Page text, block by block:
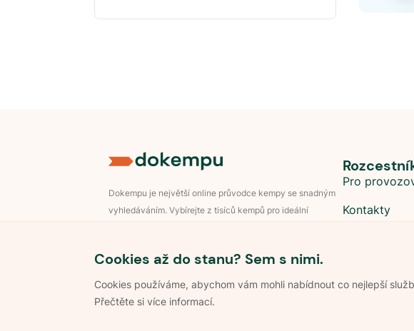
Cookies až do stanu? Sem s nimi.
Cookies používáme, abychom vám mohli nabídnout co nejlepší
Přečtěte si více informací.
Dokempu je největší online průvodce kempy se snadným
vyhledáváním. Vybírejte z tisíců kempů pro ideální
Pro
Kontakty